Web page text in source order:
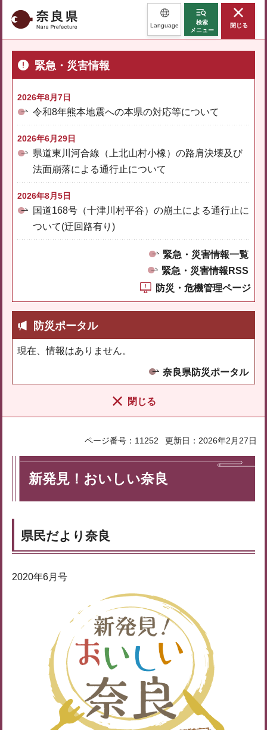
奈良県 Language
検索
メニュー
閉じる
緊急・災害情報
2026年8月7日
令和8年熊本地震への本県の対応等について
2026年6月29日
県道東川河合線（上北山村小橡）の路肩決壊及び
法面崩落による通行止について
2026年8月5日
国道168号（十津川村平谷）の崩土による通行止に
ついて(迂回路有り)
緊急・災害情報一覧
緊急・災害情報RSS
防災・危機管理ページ
防災ポータル
現在、情報はありません。
奈良県防災ポータル
閉じる
ページ番号：11252 更新日：2026年2月27日
新発見！おいしい奈良
県民だより奈良
2020年6月号